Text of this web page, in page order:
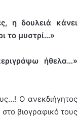
η δουλειά κάνει
το μυστρί…»
ήθελα…»
Ο ανεκδιήγητος
βιογραφικό τους